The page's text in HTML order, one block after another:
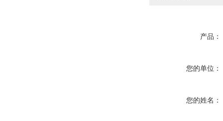
产品：
您的单位：
您的姓名：